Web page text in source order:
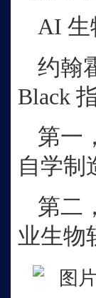
AI 生
约翰
Black
第一
自学制
第二
业生物